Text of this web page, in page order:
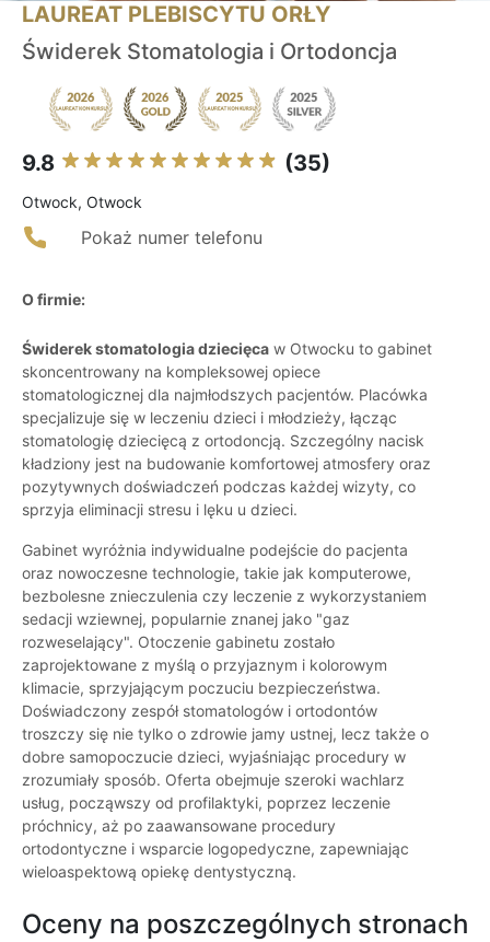
LAUREAT PLEBISCYTU ORŁY
Świderek Stomatologia i Ortodoncja
9.8 (35)
Otwock, Otwock
Pokaż numer telefonu
O firmie:
Świderek stomatologia dziecięca w Otwocku to gabinet
skoncentrowany na kompleksowej opiece
stomatologicznej dla najmłodszych pacjentów. Placówka
specjalizuje się w leczeniu dzieci i młodzieży, łącząc
stomatologię dziecięcą z ortodoncją. Szczególny nacisk
kładziony jest na budowanie komfortowej atmosfery oraz
pozytywnych doświadczeń podczas każdej wizyty, co
sprzyja eliminacji stresu i lęku u dzieci.
Gabinet wyróżnia indywidualne podejście do pacjenta
oraz nowoczesne technologie, takie jak komputerowe,
bezbolesne znieczulenia czy leczenie z wykorzystaniem
sedacji wziewnej, popularnie znanej jako "gaz
rozweselający". Otoczenie gabinetu zostało
zaprojektowane z myślą o przyjaznym i kolorowym
klimacie, sprzyjającym poczuciu bezpieczeństwa.
Doświadczony zespół stomatologów i ortodontów
troszczy się nie tylko o zdrowie jamy ustnej, lecz także o
dobre samopoczucie dzieci, wyjaśniając procedury w
zrozumiały sposób. Oferta obejmuje szeroki wachlarz
usług, począwszy od profilaktyki, poprzez leczenie
próchnicy, aż po zaawansowane procedury
ortodontyczne i wsparcie logopedyczne, zapewniając
wieloaspektową opiekę dentystyczną.
Oceny na poszczególnych stronach